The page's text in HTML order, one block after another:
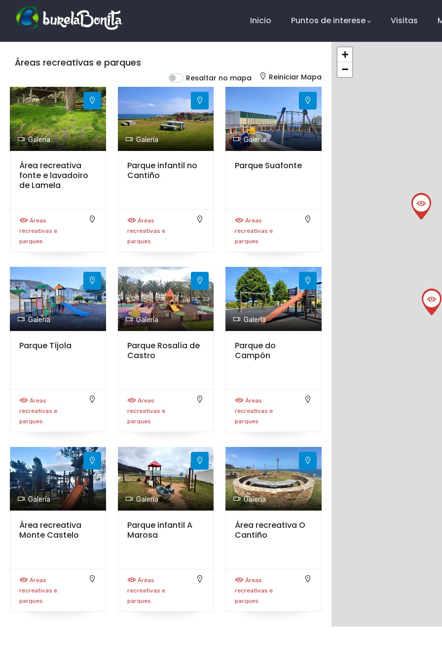
Navigation
Inicio Puntos de interese Visitas
Áreas recreativas e parques
Resaltar no mapa Reiniciar Mapa
Galería
Área recreativa
fonte e lavadoiro
de Lamela
Áreas
recreativas e
parques
Galería
Parque infantil no
Cantiño
Áreas
recreativas e
parques
Galería
Parque Suafonte
Áreas
recreativas e
parques
Galería
Parque Tíjola
Áreas
recreativas e
parques
Galería
Parque Rosalía de
Castro
Áreas
recreativas e
parques
Galería
Parque do
Campón
Áreas
recreativas e
parques
Galería
Área recreativa
Monte Castelo
Áreas
recreativas e
parques
Galería
Parque infantil A
Marosa
Áreas
recreativas e
parques
Galería
Área recreativa O
Cantiño
Áreas
recreativas e
parques
+
−